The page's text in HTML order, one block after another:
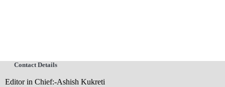
Contact Details
Editor in Chief:-Ashish Kukreti